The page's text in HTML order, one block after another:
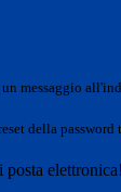
messaggio
della password
elettronica!